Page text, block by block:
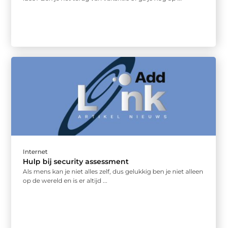
Internet
Hulp bij security assessment
Als mens kan je niet alles zelf, dus gelukkig ben je niet alleen
op de wereld en is er altijd ...